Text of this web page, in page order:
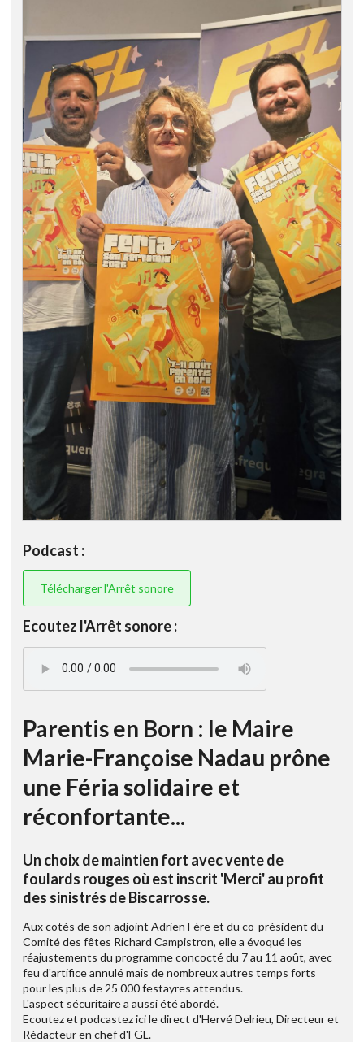
Podcast :
Télécharger l'Arrêt sonore
Ecoutez l'Arrêt sonore :
Parentis en Born : le Maire
Marie-Françoise Nadau prône
une Féria solidaire et
réconfortante...
Un choix de maintien fort avec vente de
foulards rouges où est inscrit 'Merci' au profit
des sinistrés de Biscarrosse.
Aux cotés de son adjoint Adrien Fère et du co-président du
Comité des fêtes Richard Campistron, elle a évoqué les
réajustements du programme concocté du 7 au 11 août, avec
feu d'artifice annulé mais de nombreux autres temps forts
pour les plus de 25 000 festayres attendus.
L'aspect sécuritaire a aussi été abordé.
Ecoutez et podcastez ici le direct d'Hervé Delrieu, Directeur et
Rédacteur en chef d'FGL.